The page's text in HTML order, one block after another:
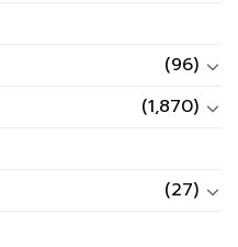
(96)
(1,870)
(27)